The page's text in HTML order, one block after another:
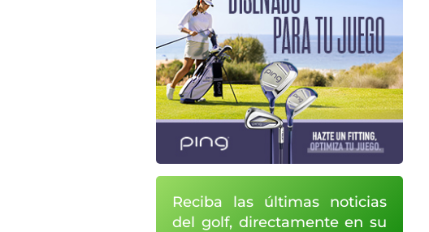
Reciba las últimas noticias
del golf, directamente en su